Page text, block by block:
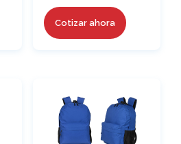
Cotizar ahora